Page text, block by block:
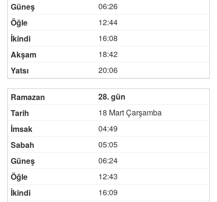
06:26
12:44
16:08
18:42
20:06
28. gün
18 Mart Çarşamba
04:49
05:05
06:24
12:43
16:09